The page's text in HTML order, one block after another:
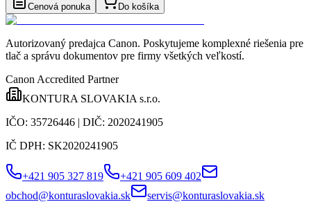
Cenová ponuka Do košíka
Autorizovaný predajca Canon. Poskytujeme komplexné riešenia pre
tlač a správu dokumentov pre firmy všetkých veľkostí.
Canon Accredited Partner
KONTURA SLOVAKIA s.r.o.
IČO: 35726446 | DIČ: 2020241905
IČ DPH: SK2020241905
+421 905 327 819
+421 905 609 402
obchod@konturaslovakia.sk
servis@konturaslovakia.sk